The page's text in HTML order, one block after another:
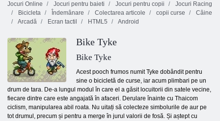
Jocuri Online
Jocuri pentru baieti Jocuri pentru copii
Jocuri Racing
Bicicleta
Îndemânare Colectarea articole copii curse
Câine
Arcadă
Ecran tactil HTML5 Android
Bike Tyke
Bike Tyke
Acest pooch frumos numit Tyke dobândit pentru
sine o bicicletă de curse, iar acum plimbari pe un
drum de tara. De-a lungul modul în care el a găsit locuitorii din satele vecine,
fiecare dintre care este angajată în afaceri. Derulare înainte cu Thaicom
ciclism, manipularea abil roata. Nu uitați să colecteze simbolurile de aur pe
tot drumul, precum și pentru a merge în jurul valorii de fosă. Și aștept cu